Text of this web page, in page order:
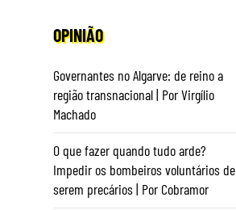
OPINIÃO
Governantes no Algarve: de reino a
região transnacional | Por Virgílio
Machado
O que fazer quando tudo arde?
Impedir os bombeiros voluntários de
serem precários | Por Cobramor